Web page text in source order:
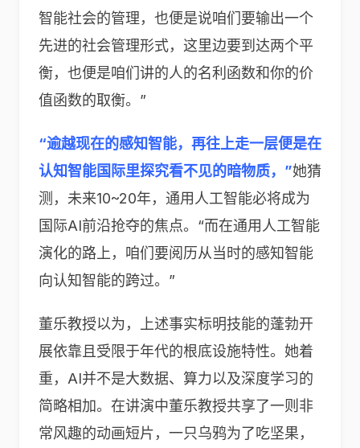
智能社会的管理，也便是说咱们要输出一个
先进的社会管理形式，这里边要到达两个平
衡，也便是咱们讲的人的名利函数和你的价
值函数的取衡。”
“逾越现在的感知智能，再往上走一层便是在
认知智能国际里探究看不见的暗物质，”她猜
测，未来10~20年，通用人工智能必将成为
国际AI前沿抢夺的焦点。“而在通用人工智能
演化的路上，咱们要阅历从当时的感知智能
向认知智能的跨过。”
董乐教授以为，上述事实标明技能的蓬勃开
展依靠且受限于年代的根底设施特性。她着
重，AI并不是大数据、算力以及深度学习的
简略相加。在讲演中董乐教授共享了一则非
常风趣的动画短片，一只乌鸦为了吃坚果，